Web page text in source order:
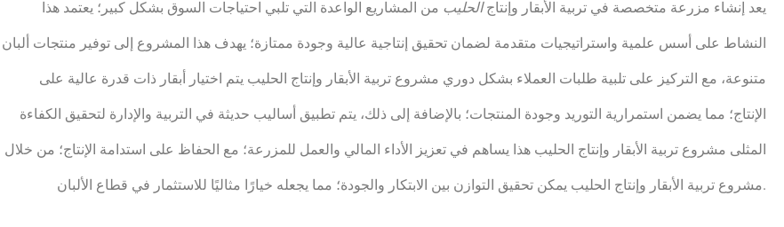
يعد إنشاء مزرعة متخصصة في تربية الأبقار وإنتاجالحليب من المشاريع الواعدة التي تلبي احتياجات السوق بشكل كبير؛ يعتمد هذا
النشاط على أسس علمية واستراتيجيات متقدمة لضمان تحقيق إنتاجية عالية وجودة ممتازة؛ يهدف هذا المشروع إلى توفير منتجات ألبان
متنوعة، مع التركيز على تلبية طلبات العملاء بشكل دوري مشروع تربية الأبقار وإنتاج الحليب يتم اختيار أبقار ذات قدرة عالية على
الإنتاج؛ مما يضمن استمرارية التوريد وجودة المنتجات؛ بالإضافة إلى ذلك، يتم تطبيق أساليب حديثة في التربية والإدارة لتحقيق الكفاءة
المثلى مشروع تربية الأبقار وإنتاج الحليب هذا يساهم في تعزيز الأداء المالي والعمل للمزرعة؛ مع الحفاظ على استدامة الإنتاج؛ من خلال
مشروع تربية الأبقار وإنتاج الحليب يمكن تحقيق التوازن بين الابتكار والجودة؛ مما يجعله خيارًا مثاليًا للاستثمار في قطاع الألبان.